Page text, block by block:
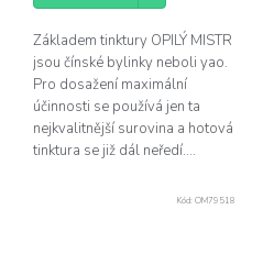
Základem tinktury OPILÝ MISTR
jsou čínské bylinky neboli yao.
Pro dosažení maximální
účinnosti se používá jen ta
nejkvalitnější surovina a hotová
tinktura se již dál neředí....
Kód: OM79518